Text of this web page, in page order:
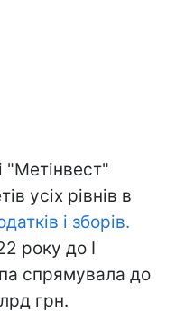
"Метінвест"
усіх рівнів в
і зборів.
року до I
спрямувала до
грн.